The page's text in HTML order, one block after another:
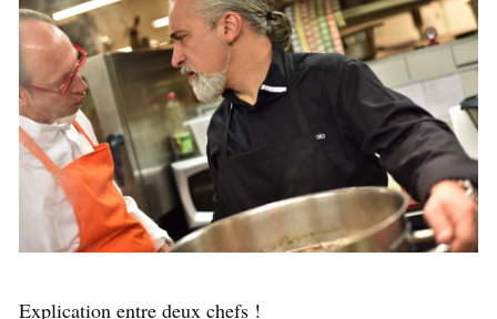
Explication entre deux chefs !